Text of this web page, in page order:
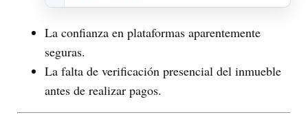
La confianza en plataformas aparentemente
seguras.
La falta de verificación presencial del inmueble
antes de realizar pagos.